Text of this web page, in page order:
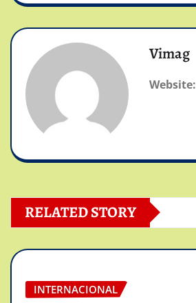
Vimag
Website:
RELATED STORY
INTERNACIONAL